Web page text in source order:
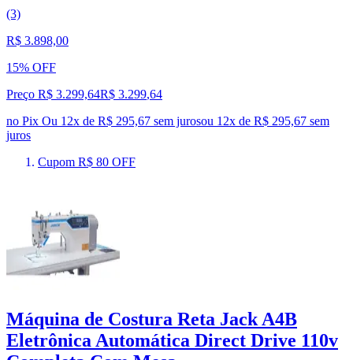
(3)
R$ 3.898,00
15% OFF
Preço R$ 3.299,64R$ 3.299,64
no Pix Ou 12x de R$ 295,67 sem jurosou 12x de R$ 295,67 sem
juros
Cupom R$ 80 OFF
Máquina de Costura Reta Jack A4B
Eletrônica Automática Direct Drive 110v